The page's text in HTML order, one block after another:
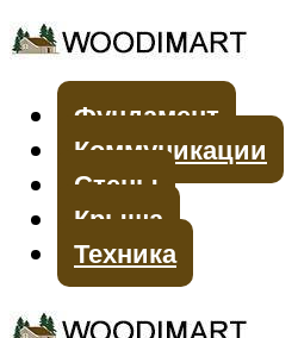
Фундамент
Коммуникации
Стены
Крыша
Техника